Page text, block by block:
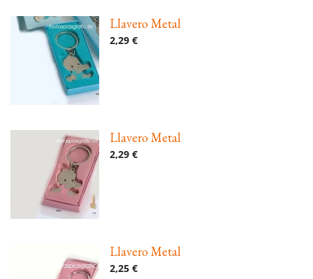
Llavero Metal
2,29 €
Llavero Metal
2,29 €
Llavero Metal
2,25 €